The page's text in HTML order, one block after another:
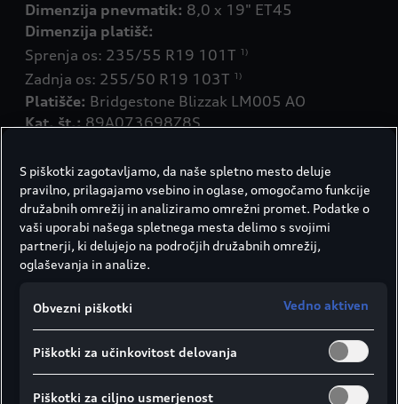
Dimenzija pnevmatik:
Dimenzija platišč:
Sprenja os: 235/55 R19 101T 1)
Zadnja os: 255/50 R19 103T 1)
Platišče:
Kat. št.: 89A073698Z8S
Akcija 3 + 1: 2.250,90 €
Več o pnevmatiki (na sprednji osi)
S piškotki zagotavljamo, da naše spletno mesto deluje
pravilno, prilagajamo vsebino in oglase, omogočamo funkcije
družabnih omrežij in analiziramo omrežni promet. Podatke o
vaši uporabi našega spletnega mesta delimo s svojimi
partnerji, ki delujejo na področjih družabnih omrežij,
oglaševanja in analize.
Obvezni piškotki Vedno aktiven
Piškotki za učinkovitost delovanja
Piškotki za ciljno usmerjenost